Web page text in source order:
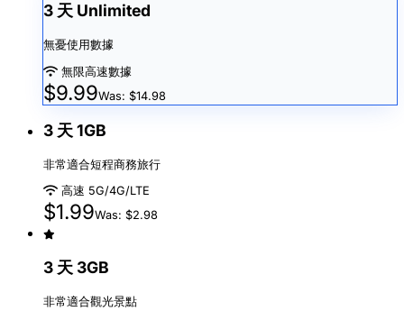
3 天 Unlimited
無憂使用數據
無限高速數據
$9.99Was: $14.98
3 天 1GB
非常適合短程商務旅行
高速 5G/4G/LTE
$1.99Was: $2.98
3 天 3GB
非常適合觀光景點